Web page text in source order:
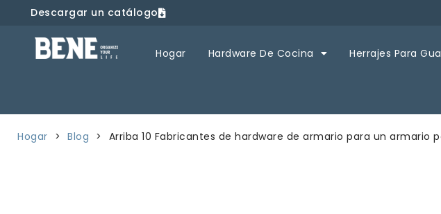
Descargar un catálogo
Hogar Hardware De Cocina Herrajes Para
Hogar > Blog > Arriba 10 Fabricantes de hardware de armario para un armario